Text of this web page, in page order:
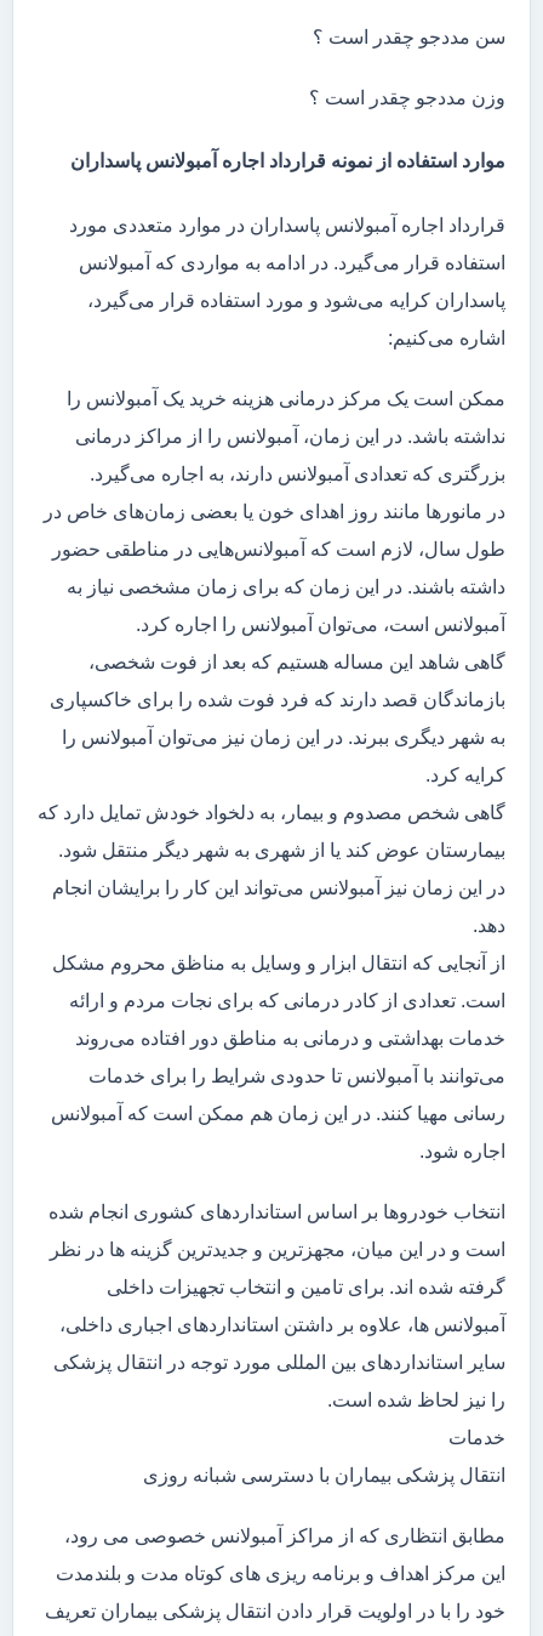
سن مددجو چقدر است ؟
وزن مددجو چقدر است ؟
موارد استفاده از نمونه قرارداد اجاره آمبولانس پاسداران
قرارداد اجاره آمبولانس پاسداران در موارد متعددی مورد
استفاده قرار می‌گیرد. در ادامه به مواردی که آمبولانس
پاسداران کرایه می‌شود و مورد استفاده قرار می‌گیرد،
اشاره می‌کنیم:
ممکن است یک مرکز درمانی هزینه خرید یک آمبولانس را
نداشته باشد. در این زمان، آمبولانس را از مراکز درمانی
بزرگتری که تعدادی آمبولانس دارند، به اجاره می‌گیرد.
در مانور‌ها مانند روز اهدای خون یا بعضی زمان‌های خاص در
طول سال، لازم است که آمبولانس‌هایی در مناطقی حضور
داشته باشند. در این زمان که برای زمان مشخصی نیاز به
آمبولانس است، می‌توان آمبولانس را اجاره کرد.
گاهی شاهد این مساله هستیم که بعد از فوت شخصی،
بازماندگان قصد دارند که فرد فوت شده را برای خاکسپاری
به شهر دیگری ببرند. در این زمان نیز می‌توان آمبولانس را
کرایه کرد.
گاهی شخص مصدوم و بیمار، به دلخواد خودش تمایل دارد که
بیمارستان عوض کند یا از شهری به شهر دیگر منتقل شود.
در این زمان نیز آمبولانس می‌تواند این کار را برایشان انجام
دهد.
از آنجایی که انتقال ابزار و وسایل به مناظق محروم مشکل
است. تعدادی از کادر درمانی که برای نجات مردم و ارائه
خدمات بهداشتی و درمانی به مناطق دور افتاده می‌روند
می‌توانند با آمبولانس تا حدودی شرایط را برای خدمات
رسانی مهیا کنند. در این زمان هم ممکن است که آمبولانس
اجاره شود.
انتخاب خودروها بر اساس استانداردهای کشوری انجام شده
است و در این میان، مجهزترین و جدیدترین گزینه ها در نظر
گرفته شده اند. برای تامین و انتخاب تجهیزات داخلی
آمبولانس ها، علاوه بر داشتن استانداردهای اجباری داخلی،
سایر استانداردهای بین المللی مورد توجه در انتقال پزشکی
را نیز لحاظ شده است.
خدمات
انتقال پزشکی بیماران با دسترسی شبانه روزی
مطابق انتظاری که از مراکز آمبولانس خصوصی می رود،
این مرکز اهداف و برنامه ریزی های کوتاه مدت و بلندمدت
خود را با در اولویت قرار دادن انتقال پزشکی بیماران تعریف